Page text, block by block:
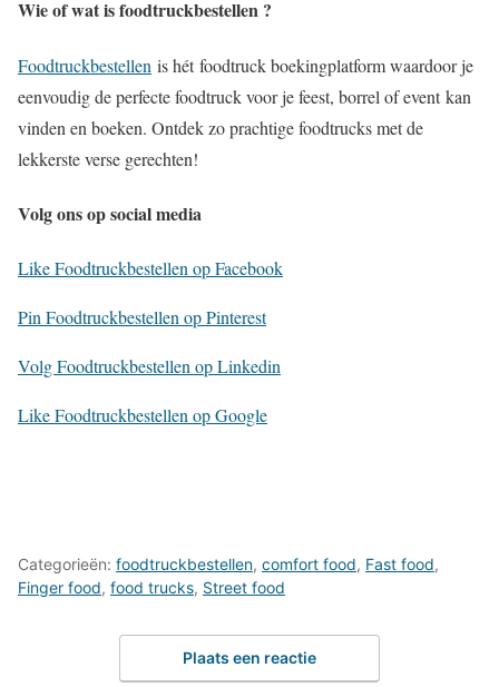
Wie of wat is foodtruckbestellen ?
Foodtruckbestellen is hét foodtruck boekingplatform waardoor je
eenvoudig de perfecte foodtruck voor je feest, borrel of event kan
vinden en boeken. Ontdek zo prachtige foodtrucks met de
lekkerste verse gerechten!
Volg ons op social media
Like Foodtruckbestellen op Facebook
Pin Foodtruckbestellen op Pinterest
Volg Foodtruckbestellen op Linkedin
Like Foodtruckbestellen op Google
Categorieën: foodtruckbestellen, comfort food, Fast food,
Finger food, food trucks, Street food
Plaats een reactie